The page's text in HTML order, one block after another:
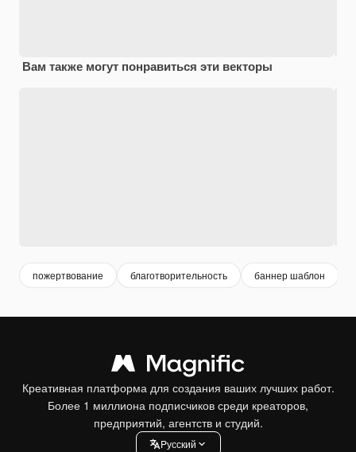
Вам также могут понравиться эти векторы
пожертвование благотворительность баннер шаблон
Креативная платформа для создания ваших лучших работ.
Более 1 миллиона подписчиков среди креаторов,
предприятий, агентств и студий.
Pусский